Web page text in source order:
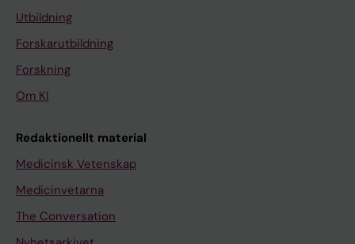
Utbildning
Forskarutbildning
Forskning
Om KI
Redaktionellt material
Medicinsk Vetenskap
Medicinvetarna
The Conversation